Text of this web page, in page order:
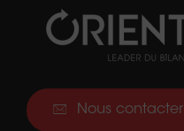
Nous contacter